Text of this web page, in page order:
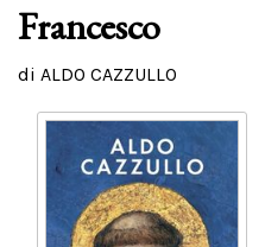
EBOOK
Calendario
Francesco
di ALDO CAZZULLO